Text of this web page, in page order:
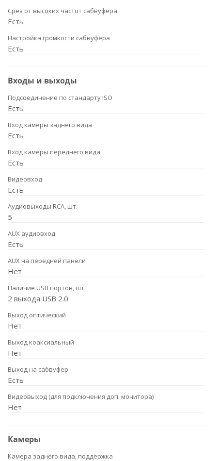
Срез от высоких частот сабвуфера
Есть
Настройка громкости сабвуфера
Есть
Входы и выходы
Подсоединение по стандарту ISO
Есть
Вход камеры заднего вида
Есть
Вход камеры переднего вида
Есть
Видеовход
Есть
Аудиовыходы RCA, шт.
5
AUX аудиовход
Есть
AUX на передней панели
Нет
Наличие USB портов, шт.
2 выхода USB 2.0
Выход оптический
Нет
Выход коаксиальный
Нет
Выход на сабвуфер
Есть
Видеовыход (для подключения доп. монитора)
Нет
Камеры
Камера заднего вида, поддержка